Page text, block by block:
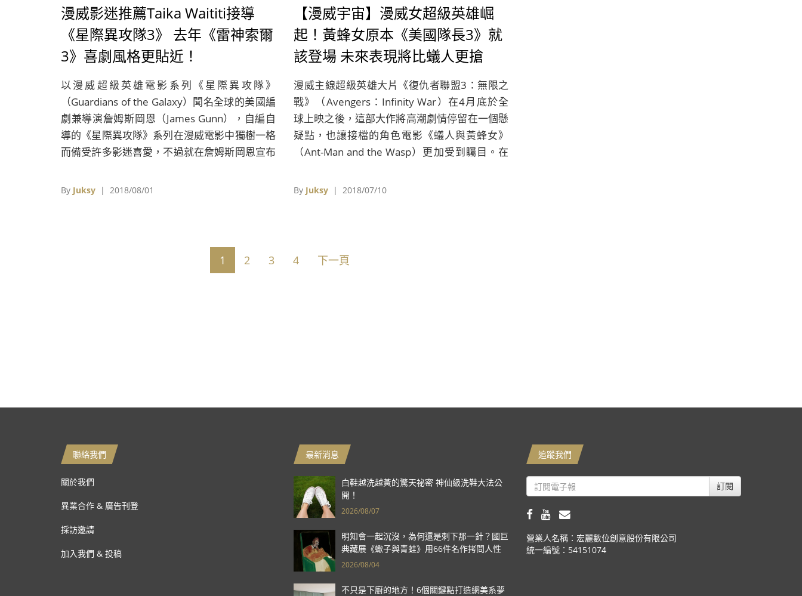
漫威影迷推薦Taika Waititi接導
《星際異攻隊3》 去年《雷神索爾
3》喜劇風格更貼近！
以漫威超級英雄電影系列《星際異攻隊》
（Guardians of the Galaxy）聞名全球的美國編
劇兼導演詹姆斯岡恩（James Gunn），自編自
導的《星際異攻隊》系列在漫威電影中獨樹一格
而備受許多影迷喜愛，不過就在詹姆斯岡恩宣布
姆斯岡恩卻因為被網友挖出昔日曾發表戀童、強
By Juksy | 2018/08/01
【漫威宇宙】漫威女超級英雄崛
起！黃蜂女原本《美國隊長3》就
該登場 未來表現將比蟻人更搶
眼！
漫威主線超級英雄大片《復仇者聯盟3：無限之
戰》（Avengers：Infinity War）在4月底於全
球上映之後，這部大作將高潮劇情停留在一個懸
疑點，也讓接檔的角色電影《蟻人與黃蜂女》
（Ant-Man and the Wasp）更加受到矚目。在
Rudd）和「黃蜂女」伊凡潔琳莉莉
萬別以為這只是一部單純的蟻人續集，事實上黃
蜂女更是需要大家睜大眼睛注意的新女性超級英
By Juksy | 2018/07/10
1 2 3 4 下一頁
聯絡我們
關於我們
異業合作 & 廣告刊登
採訪邀請
加入我們 & 投稿
最新消息
白鞋越洗越黃的驚天祕密 神仙級洗鞋大法公
開！
2026/08/07
明知會一起沉沒，為何還是刺下那一針？國巨
典藏展《蠍子與青蛙》用66件名作拷問人性
2026/08/04
不只是下廚的地方！6個關鍵點打造網美系夢
追蹤我們
訂閱
營業人名稱：宏麗數位創意股份有限公司
統一編號：54151074